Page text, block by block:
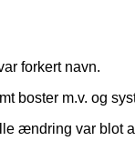
forkert navn.
boster m.v. og
ændring var blot